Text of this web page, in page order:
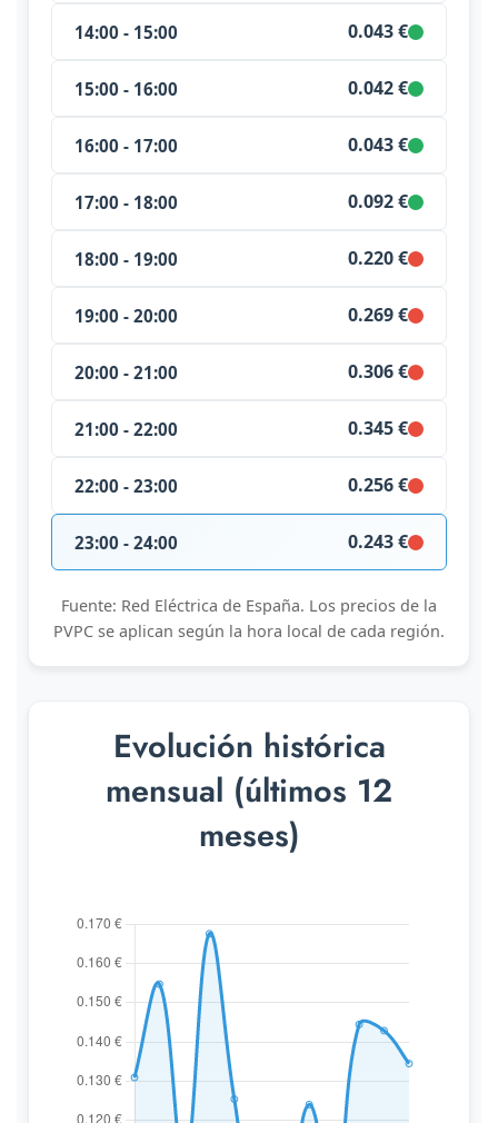
14:00 - 15:00 0.043 €
15:00 - 16:00 0.042 €
16:00 - 17:00 0.043 €
17:00 - 18:00 0.092 €
18:00 - 19:00 0.220 €
19:00 - 20:00 0.269 €
20:00 - 21:00 0.306 €
21:00 - 22:00 0.345 €
22:00 - 23:00 0.256 €
23:00 - 24:00 0.243 €
Fuente: Red Eléctrica de España. Los precios de la
PVPC se aplican según la hora local de cada región.
Evolución histórica
mensual (últimos 12
meses)